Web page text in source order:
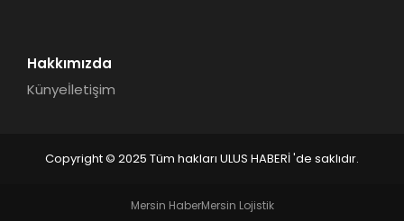
Hakkımızda
Künyeİletişim
Copyright © 2025 Tüm hakları ULUS HABERİ 'de saklıdır.
Mersin HaberMersin Lojistik